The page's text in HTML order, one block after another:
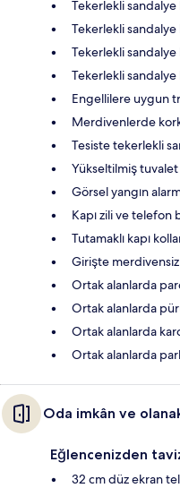
Tekerlekli sandalye
Tekerlekli sandalye
Tekerlekli sandalye
Tekerlekli sandalye
Engellilere uygun
Merdivenlerde
Tesiste tekerlekli
Yükseltilmiş tuvalet
Görsel yangın
Kapı zili ve telefon
Tutamaklı kapı
Girişte
Ortak alanlarda
Ortak alanlarda
Ortak alanlarda
Ortak alanlarda
Oda imkân ve
Eğlencenizden
32 cm düz ekran